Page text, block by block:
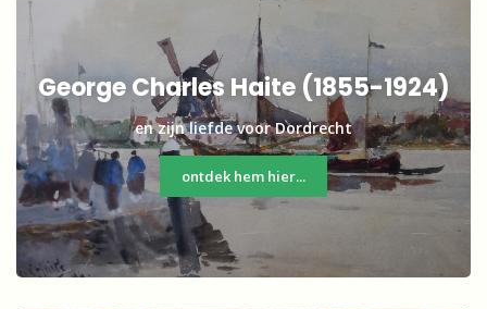
George Charles Haite (1855-1924)
en zijn liefde voor Dordrecht
ontdek hem hier...